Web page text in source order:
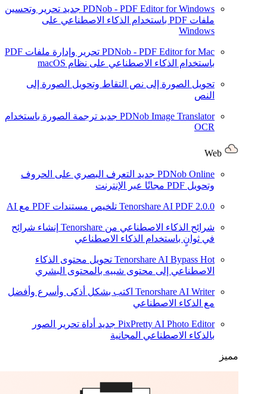
PDNob - PDF Editor for Windows جديد تحرير وتحسين
ملفات PDF باستخدام الذكاء الاصطناعي على
Windows
PDNob - PDF Editor for Mac
تحرير وإدارة ملفات PDF
باستخدام الذكاء الاصطناعي على نظام macOS
تحويل الصورة إلى نص التقاط وتحويل الصورة إلى
النص
PDNob Image Translator جديد ترجمة الصورة باستخدام
OCR
PDNob Online جديد التعرف البصري على الحروف
وتحويل PDF مجانًا عبر الإنترنت
Tenorshare AI PDF 2.0.0 تلخيص مستندات PDF مع AI
شرائح الذكاء الاصطناعي من Tenorshare
إنشاء شرائح
في ثوانٍ باستخدام الذكاء الاصطناعي
Tenorshare AI Bypass Hot
تحويل محتوى الذكاء
الاصطناعي إلى محتوى شبيه بالمحتوى البشري
Tenorshare AI Writer اكتب بشكل أذكى وأسرع وأفضل
مع الذكاء الاصطناعي
PixPretty AI Photo Editor جديد أداة تحرير الصور
بالذكاء الاصطناعي المجانية
مميز